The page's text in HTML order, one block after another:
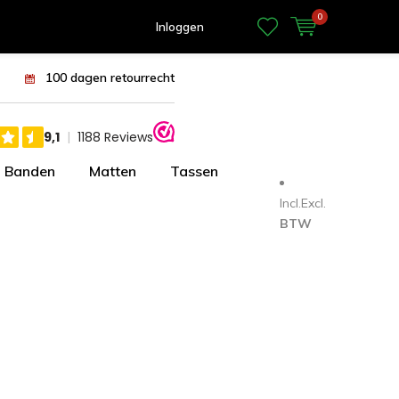
Inloggen
0
100 dagen retourrecht
Banden Matten Tassen
Incl.Excl.
BTW